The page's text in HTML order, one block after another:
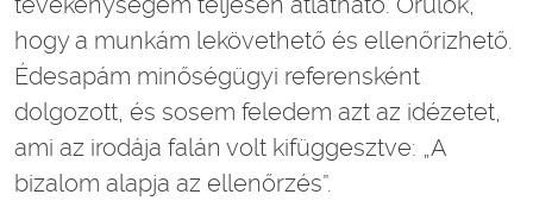
hogy a munkám lekövethető és ellenőrizhető.
Édesapám minőségügyi referensként
dolgozott, és sosem feledem azt az idézetet,
ami az irodája falán volt kifüggesztve: „A
bizalom alapja az ellenőrzés”.